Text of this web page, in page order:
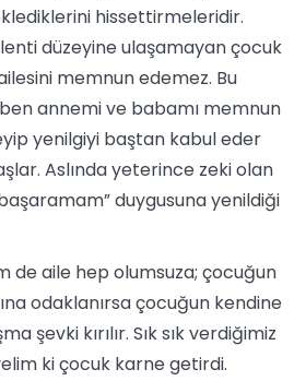
hissettirmeleridir.
düzeyine ulaşamayan çocuk
memnun edemez. Bu
ben annemi ve babamı memnun
yenilgiyi baştan kabul eder
Aslında yeterince zeki olan
duygusuna yenildiği
de aile hep olumsuza; çocuğun
odaklanırsa çocuğun kendine
şevki kırılır. Sık sık verdiğimiz
ki çocuk karne getirdi.